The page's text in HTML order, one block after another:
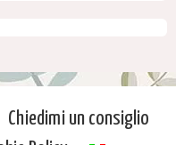
Chiedimi un consiglio